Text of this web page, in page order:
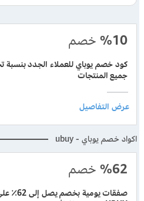
%10 خصم
جميع المنتجات
اكواد خصم يوباي - ubuy
%62 خصم
صفقات